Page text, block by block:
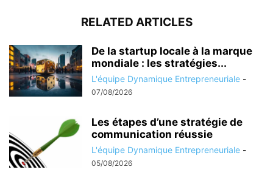
RELATED ARTICLES
De la startup locale à la marque
mondiale : les stratégies...
L'équipe Dynamique Entrepreneuriale -
07/08/2026
Les étapes d’une stratégie de
communication réussie
L'équipe Dynamique Entrepreneuriale -
05/08/2026